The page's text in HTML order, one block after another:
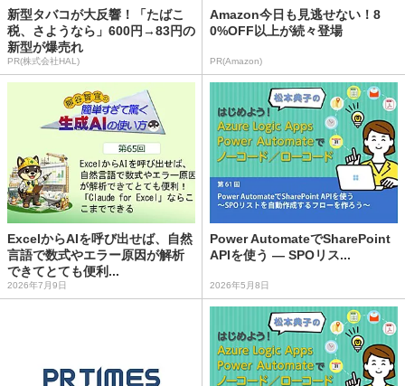
新型タバコが大反響！「たばこ
税、さようなら」600円→83円の
新型が爆売れ
PR(株式会社HAL)
Amazon今日も見逃せない！8
0%OFF以上が続々登場
PR(Amazon)
ExcelからAIを呼び出せば、自然
言語で数式やエラー原因が解析
できてとても便利...
2026年7月9日
Power AutomateでSharePoint
APIを使う ― SPOリス...
2026年5月8日